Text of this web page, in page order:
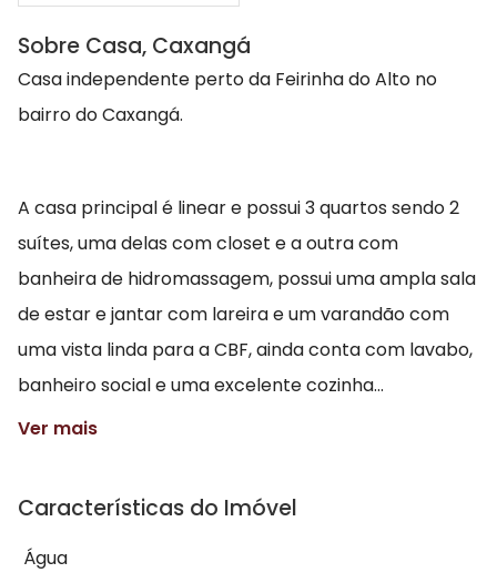
Sobre Casa, Caxangá
Casa independente perto da Feirinha do Alto no
bairro do Caxangá.
A casa principal é linear e possui 3 quartos sendo 2
suítes, uma delas com closet e a outra com
banheira de hidromassagem, possui uma ampla sala
de estar e jantar com lareira e um varandão com
uma vista linda para a CBF, ainda conta com lavabo,
banheiro social e uma excelente cozinha...
Ver mais
Características do Imóvel
Água